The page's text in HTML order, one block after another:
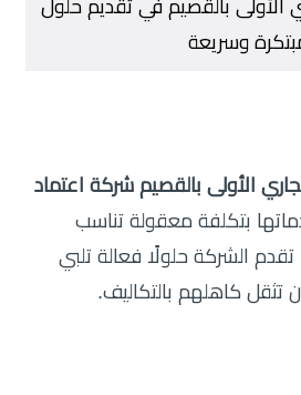
الأولى بالقصيم في تقديم حلول
وسريعة
الأولى بالقصيم شركة اعتماد
بتكلفة معقولة تناسب
تقدم الشركة حلولًا فعالة تلبي
تثقل كاهلهم بالتكاليف.